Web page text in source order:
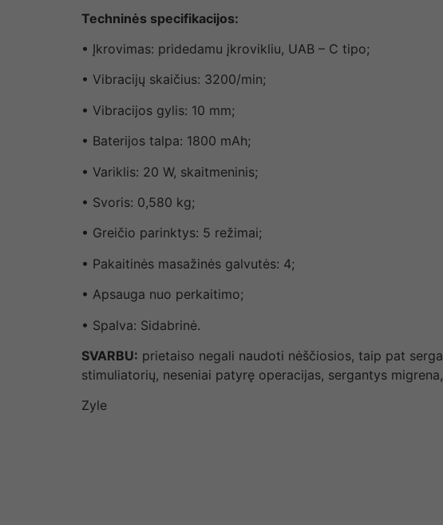
Techninės specifikacijos:
• Įkrovimas: pridedamu įkrovikliu, UAB – C tipo;
• Vibracijų skaičius: 3200/min;
• Vibracijos gylis: 10 mm;
• Baterijos talpa: 1800 mAh;
• Variklis: 20 W, skaitmeninis;
• Svoris: 0,580 kg;
• Greičio parinktys: 5 režimai;
• Pakaitinės masažinės galvutės: 4;
• Apsauga nuo perkaitimo;
• Spalva: Sidabrinė.
SVARBU: prietaiso negali naudoti nėščiosios, taip pat
stimuliatorių, neseniai patyrę operacijas, sergantys
Zyle